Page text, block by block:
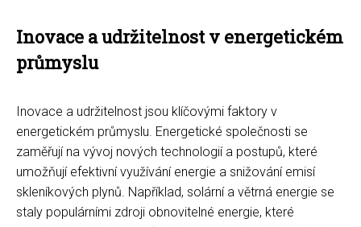
Inovace a udržitelnost v energetickém
průmyslu
Inovace a udržitelnost jsou klíčovými faktory v
energetickém průmyslu. Energetické společnosti se
zaměřují na vývoj nových technologií a postupů, které
umožňují efektivní využívání energie a snižování emisí
skleníkových plynů. Například, solární a větrná energie se
staly populárními zdroji obnovitelné energie, které